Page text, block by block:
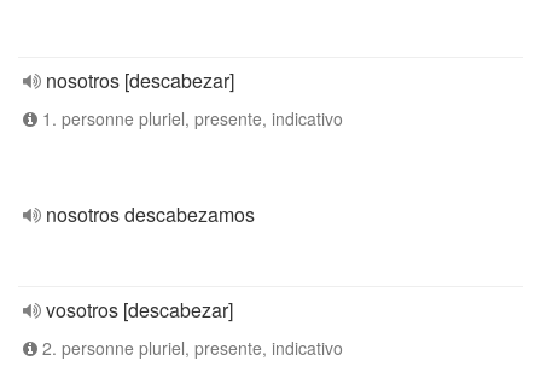
nosotros [descabezar]
1. personne pluriel, presente, indicativo
nosotros descabezamos
vosotros [descabezar]
2. personne pluriel, presente, indicativo